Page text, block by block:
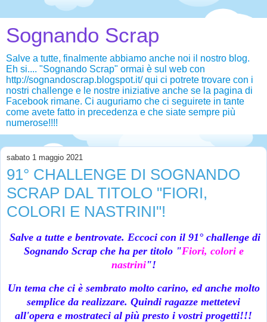
Sognando Scrap
Salve a tutte, finalmente abbiamo anche noi il nostro blog.
Eh si.... "Sognando Scrap" ormai è sul web con
http://sognandoscrap.blogspot.it/ qui ci potrete trovare con i
nostri challenge e le nostre iniziative anche se la pagina di
Facebook rimane. Ci auguriamo che ci seguirete in tante
come avete fatto in precedenza e che siate sempre più
numerose!!!!
sabato 1 maggio 2021
91° CHALLENGE DI SOGNANDO
SCRAP DAL TITOLO "FIORI,
COLORI E NASTRINI"!
Salve a tutte e bentrovate. Eccoci con il 91° challenge di
Sognando Scrap che ha per titolo "Fiori, colori e
nastrini"!
Un tema che ci è sembrato molto carino, ed anche molto
semplice da realizzare. Quindi ragazze mettetevi
all'opera e mostrateci al più presto i vostri progetti!!!